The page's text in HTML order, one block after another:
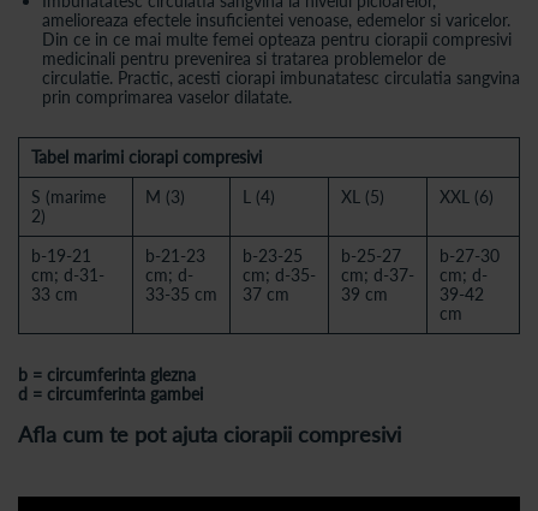
amelioreaza efectele insuficientei venoase, edemelor si varicelor.
Din ce in ce mai multe femei opteaza pentru ciorapii compresivi
medicinali pentru prevenirea si tratarea problemelor de
circulatie. Practic, acesti ciorapi imbunatatesc circulatia sangvina
prin comprimarea vaselor dilatate.
Tabel marimi ciorapi compresivi
S (marime
2)
M (3) L (4) XL (5) XXL (6)
b-19-21
cm; d-31-
33 cm
b-21-23
cm; d-
33-35 cm
b-23-25
cm; d-35-
37 cm
b-25-27
cm; d-37-
39 cm
b-27-30
cm; d-
39-42
cm
b = circumferinta glezna
d = circumferinta gambei
Afla cum te pot ajuta ciorapii compresivi